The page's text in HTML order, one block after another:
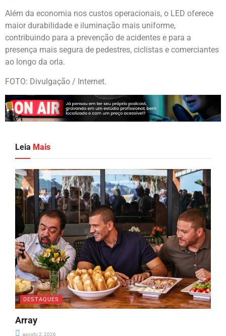
Além da economia nos custos operacionais, o LED oferece
maior durabilidade e iluminação mais uniforme,
contribuindo para a prevenção de acidentes e para a
presença mais segura de pedestres, ciclistas e comerciantes
ao longo da orla.
FOTO: Divulgação / Internet.
Leia Mais
DESTAQUES
Array
agosto 2, 2026